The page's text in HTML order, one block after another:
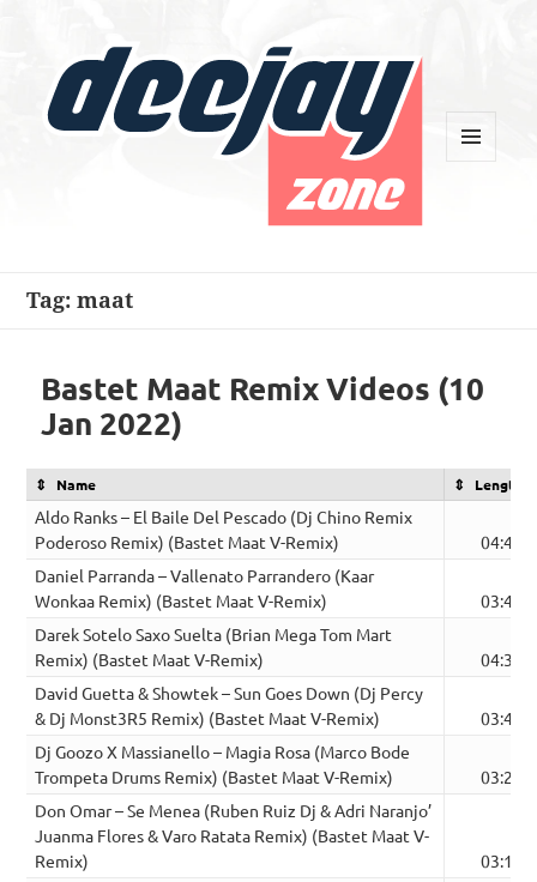
Tag:maat
Bastet Maat Remix Videos (10
Jan 2022)
Name Length
Aldo Ranks – El Baile Del Pescado (Dj Chino Remix
Poderoso Remix) (Bastet Maat V-Remix)
04:46
Daniel Parranda – Vallenato Parrandero (Kaar
Wonkaa Remix) (Bastet Maat V-Remix)
03:40
Darek Sotelo Saxo Suelta (Brian Mega Tom Mart
Remix) (Bastet Maat V-Remix)
04:33
David Guetta & Showtek – Sun Goes Down (Dj Percy
& Dj Monst3R5 Remix) (Bastet Maat V-Remix)
03:47
Dj Goozo X Massianello – Magia Rosa (Marco Bode
Trompeta Drums Remix) (Bastet Maat V-Remix)
03:27
Don Omar – Se Menea (Ruben Ruiz Dj & Adri Naranjo’
Juanma Flores & Varo Ratata Remix) (Bastet Maat V-
Remix)
03:10